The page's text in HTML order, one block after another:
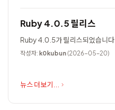
Ruby 4.0.5 릴리스
Ruby 4.0.5가 릴리스되었습니다.
작성자: k0kubun (2026-05-20)
뉴스 더보기...